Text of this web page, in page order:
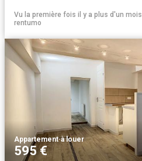
Vu la première fois il y a plus d'un mois
rentumo
Appartement·à louer
595 €